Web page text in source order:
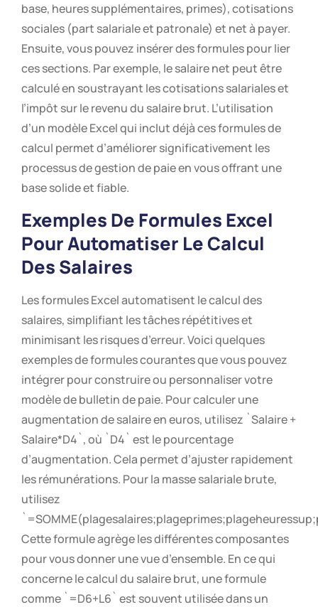
base, heures supplémentaires, primes), cotisations
sociales (part salariale et patronale) et net à payer.
Ensuite, vous pouvez insérer des formules pour lier
ces sections. Par exemple, le salaire net peut être
calculé en soustrayant les cotisations salariales et
l’impôt sur le revenu du salaire brut. L’utilisation
d’un modèle Excel qui inclut déjà ces formules de
calcul permet d’améliorer significativement les
processus de gestion de paie en vous offrant une
base solide et fiable.
Exemples De Formules Excel
Pour Automatiser Le Calcul
Des Salaires
Les formules Excel automatisent le calcul des
salaires, simplifiant les tâches répétitives et
minimisant les risques d’erreur. Voici quelques
exemples de formules courantes que vous pouvez
intégrer pour construire ou personnaliser votre
modèle de bulletin de paie. Pour calculer une
augmentation de salaire en euros, utilisez `Salaire +
Salaire*D4`, où `D4` est le pourcentage
d’augmentation. Cela permet d’ajuster rapidement
les rémunérations. Pour la masse salariale brute,
utilisez
Cette formule agrège les différentes composantes
pour vous donner une vue d’ensemble. En ce qui
concerne le calcul du salaire brut, une formule
comme `=D6+L6` est souvent utilisée dans un